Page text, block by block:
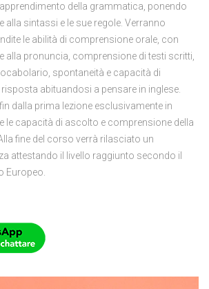
della grammatica, ponendo
alla sintassi e le sue regole. Verranno
le abilità di comprensione orale, con
alla pronuncia, comprensione di testi scritti,
spontaneità e capacità di
abituandosi a pensare in inglese.
fin dalla prima lezione esclusivamente in
le capacità di ascolto e comprensione della
fine del corso verrà rilasciato un
attestando il livello raggiunto secondo il
Europeo.